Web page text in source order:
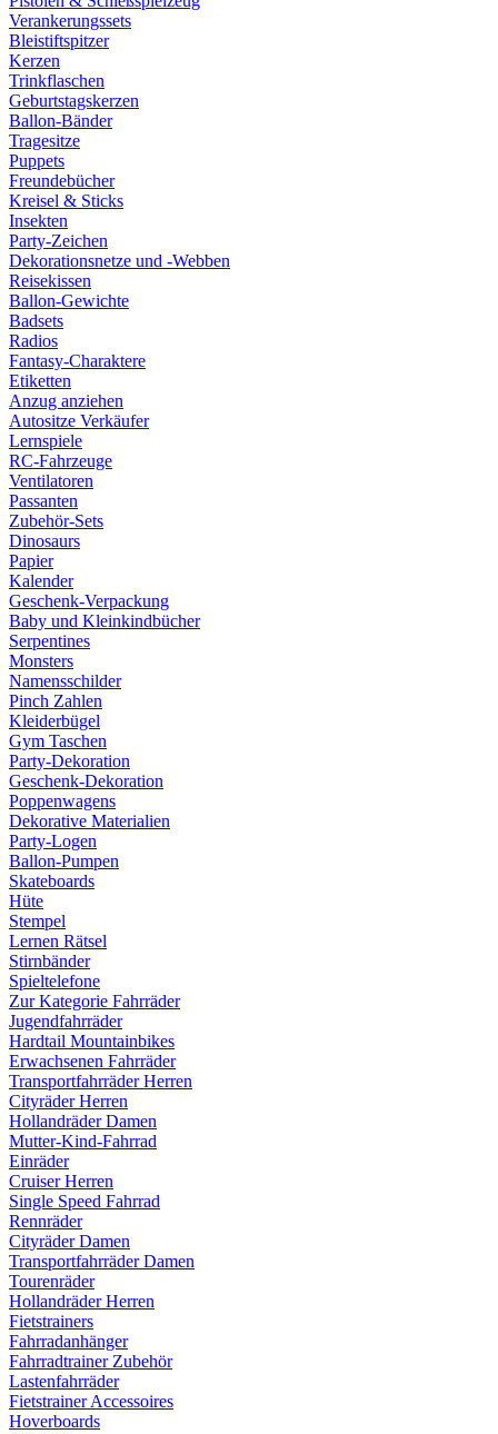
Verankerungssets
Bleistiftspitzer
Kerzen
Trinkflaschen
Geburtstagskerzen
Ballon-Bänder
Tragesitze
Puppets
Freundebücher
Kreisel & Sticks
Insekten
Party-Zeichen
Dekorationsnetze und -Webben
Reisekissen
Ballon-Gewichte
Badsets
Radios
Fantasy-Charaktere
Etiketten
Anzug anziehen
Autositze Verkäufer
Lernspiele
RC-Fahrzeuge
Ventilatoren
Passanten
Zubehör-Sets
Dinosaurs
Papier
Kalender
Geschenk-Verpackung
Baby und Kleinkindbücher
Serpentines
Monsters
Namensschilder
Pinch Zahlen
Kleiderbügel
Gym Taschen
Party-Dekoration
Geschenk-Dekoration
Poppenwagens
Dekorative Materialien
Party-Logen
Ballon-Pumpen
Skateboards
Hüte
Stempel
Lernen Rätsel
Stirnbänder
Spieltelefone
Zur Kategorie Fahrräder
Jugendfahrräder
Hardtail Mountainbikes
Erwachsenen Fahrräder
Transportfahrräder Herren
Cityräder Herren
Hollandräder Damen
Mutter-Kind-Fahrrad
Einräder
Cruiser Herren
Single Speed Fahrrad
Rennräder
Cityräder Damen
Transportfahrräder Damen
Tourenräder
Hollandräder Herren
Fietstrainers
Fahrradanhänger
Fahrradtrainer Zubehör
Lastenfahrräder
Fietstrainer Accessoires
Hoverboards